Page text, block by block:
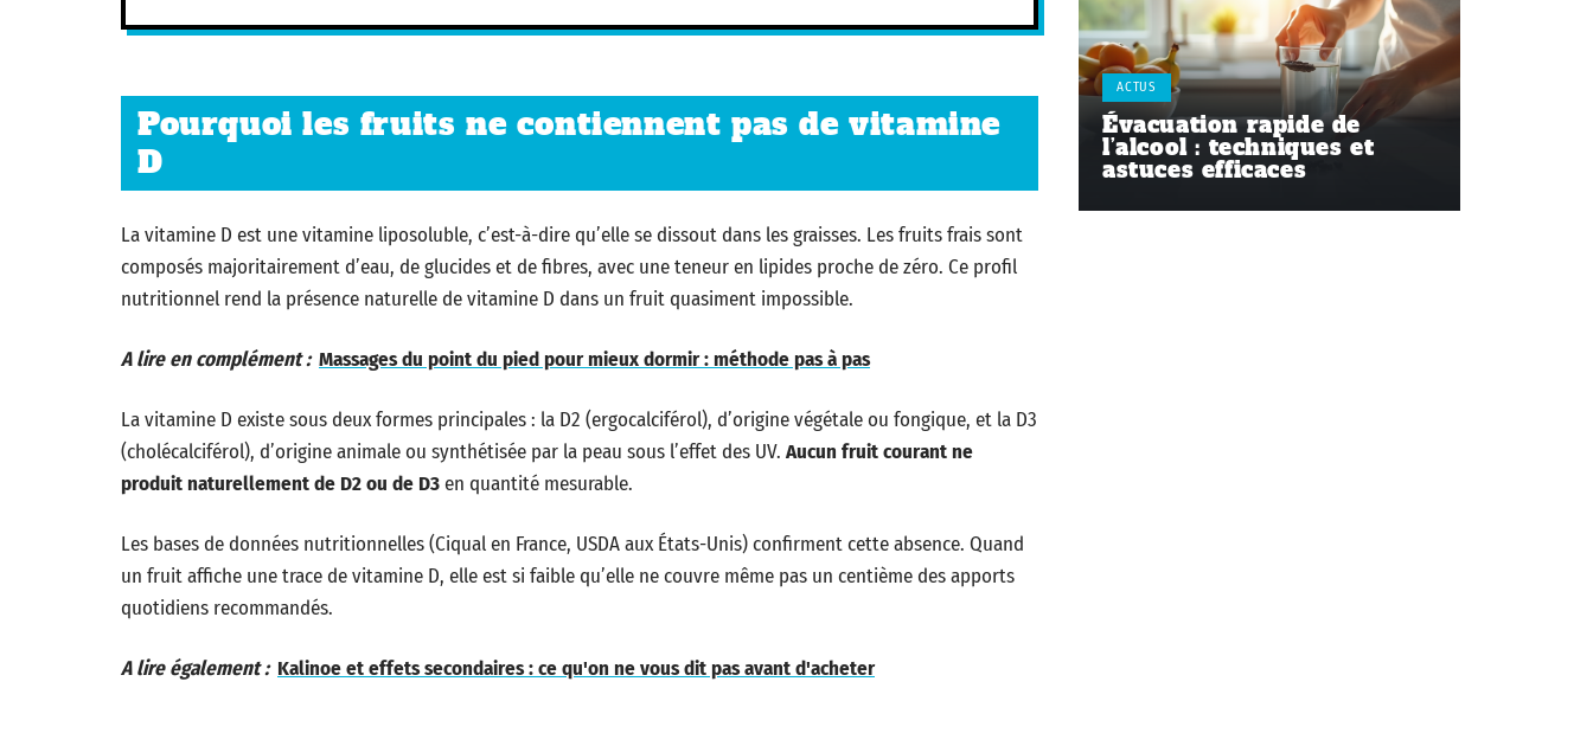
Pourquoi les fruits ne contiennent pas de vitamine
D
La vitamine D est une vitamine liposoluble, c’est-à-dire qu’elle se dissout dans les graisses. Les fruits frais sont
composés majoritairement d’eau, de glucides et de fibres, avec une teneur en lipides proche de zéro. Ce profil
nutritionnel rend la présence naturelle de vitamine D dans un fruit quasiment impossible.
A lire en complément : Massages du point du pied pour mieux dormir : méthode pas à pas
La vitamine D existe sous deux formes principales : la D2 (ergocalciférol), d’origine végétale ou fongique, et la D3
(cholécalciférol), d’origine animale ou synthétisée par la peau sous l’effet des UV. Aucun fruit courant ne
produit naturellement de D2 ou de D3en quantité mesurable.
Les bases de données nutritionnelles (Ciqual en France, USDA aux États-Unis) confirment cette absence. Quand
un fruit affiche une trace de vitamine D, elle est si faible qu’elle ne couvre même pas un centième des apports
quotidiens recommandés.
A lire également : Kalinoe et effets secondaires : ce qu'on ne vous dit pas avant d'acheter
ACTUS
Évacuation rapide de
l’alcool : techniques et
astuces efficaces